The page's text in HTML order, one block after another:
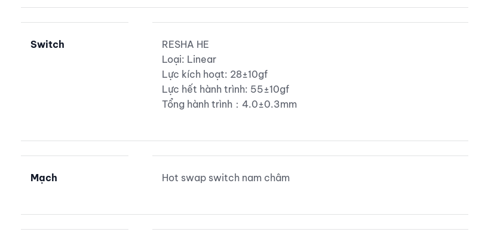
Switch
RESHA HE
Loại: Linear
Lực kích hoạt: 28±10gf
Lực hết hành trình: 55±10gf
Tổng hành trình：4.0±0.3mm
Mạch Hot swap switch nam châm